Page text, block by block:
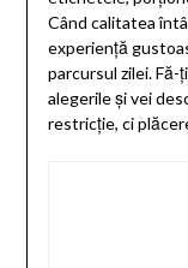
Când calitatea
experiență
parcursul zilei.
alegerile și vei
restricție, ci